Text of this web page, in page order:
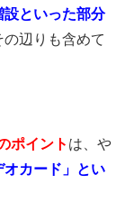
設といった部分
の辺りも含めて
ポイント は、や
オカード」とい